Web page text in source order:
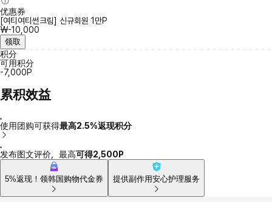
优惠券
[여티여티썬크림] 신규회원 1만P
₩-10,000
领取
积分
可用积分
-7,000P
累积效益
使用团购可获得最高2.5%返现积分
发布图文评价，最高可得2,500P
5%返现！领韩国购物代金券 提供副作用安心护理服务